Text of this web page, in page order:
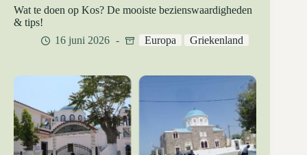
Wat te doen op Kos? De mooiste bezienswaardigheden
& tips!
16 juni 2026
Europa Griekenland